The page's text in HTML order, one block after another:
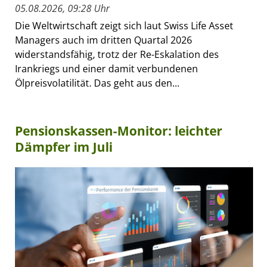
05.08.2026, 09:28 Uhr
Die Weltwirtschaft zeigt sich laut Swiss Life Asset
Managers auch im dritten Quartal 2026
widerstandsfähig, trotz der Re-Eskalation des
Irankriegs und einer damit verbundenen
Ölpreisvolatilität. Das geht aus den...
Pensionskassen-Monitor: leichter
Dämpfer im Juli